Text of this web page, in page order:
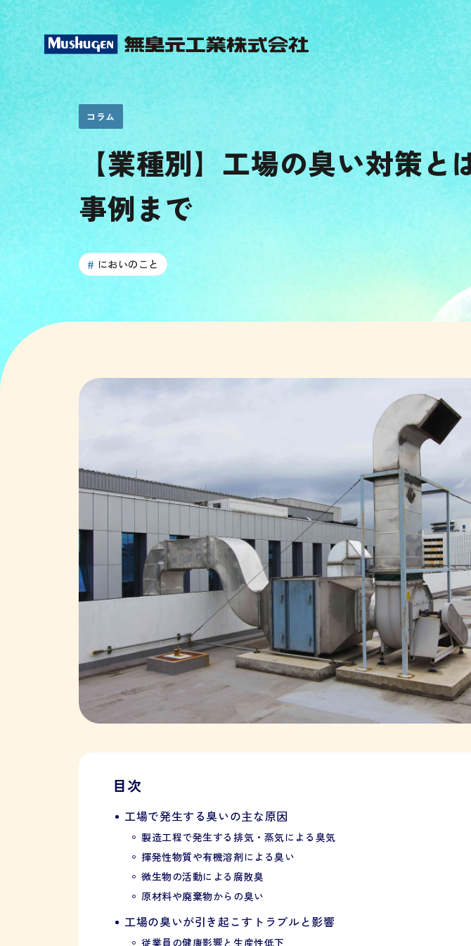
コラム
【業種別】工場の臭い対策と
事例まで
においのこと
目次
工場で発生する臭いの主な原因
製造工程で発生する排気・蒸気による臭気
揮発性物質や有機溶剤による臭い
微生物の活動による腐敗臭
原材料や廃棄物からの臭い
工場の臭いが引き起こすトラブルと影響
従業員の健康影響と生産性低下